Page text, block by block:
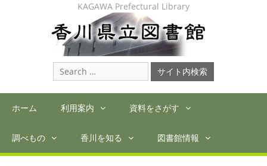
KAGAWA Prefectural Library
Search
for:
ホーム 利用案内 資料をさがす
調べもの 香川を知る 図書館情報